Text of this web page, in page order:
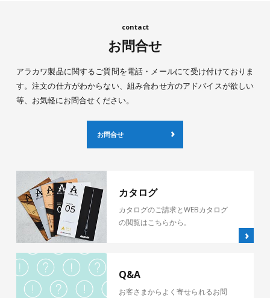
お問合せ
アラカワ製品に関するご質問を電話・メールにて受け付けておりま
す。注文の仕方がわからない、組み合わせ方のアドバイスが欲しい
等、お気軽にお問合せください。
お問合せ
カタログ
カタログのご請求とWEBカタログ
の閲覧はこちらから。
Q&A
お客さまからよく寄せられるお問